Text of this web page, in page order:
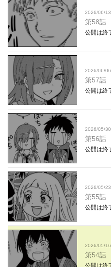
2026/06/13
第58話
公開は終
2026/06/06
第57話
公開は終
2026/05/30
第56話
公開は終
2026/05/23
第55話
公開は終
2026/05/16
第54話
公開は終